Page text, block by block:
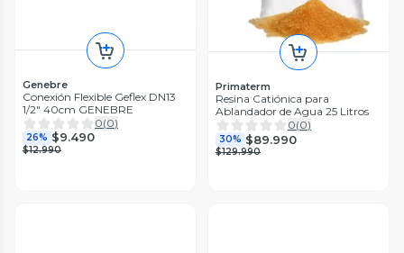
Genebre
Conexión Flexible Geflex DN13
1/2" 40cm GENEBRE
0(0)
26% $9.490
$12.990
Primaterm
Resina Catiónica para
Ablandador de Agua 25 Litros
0(0)
30% $89.990
$129.990